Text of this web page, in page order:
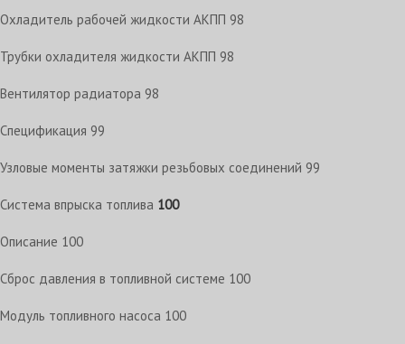
Охладитель рабочей жидкости АКПП 98
Трубки охладителя жидкости АКПП 98
Вентилятор радиатора 98
Спецификация 99
Узловые моменты затяжки резьбовых соединений 99
Система впрыска топлива 100
Описание 100
Сброс давления в топливной системе 100
Модуль топливного насоса 100